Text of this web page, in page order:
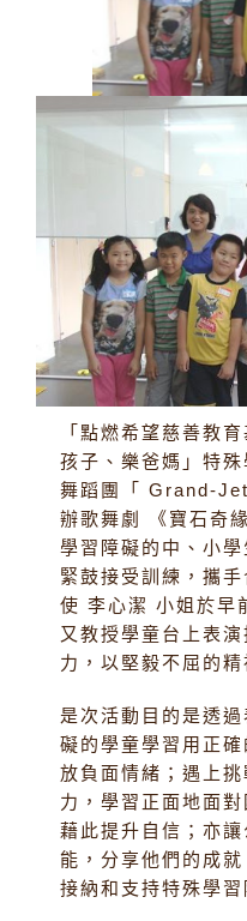
「點燃希望慈善教
孩子、樂爸媽」特
舞蹈團「 Grand-
辦歌舞劇 《寶石奇
學習障礙的中、小
緊鼓接受訓練，攜
使 李心潔 小姐於早
又教授學童台上表
力，以堅毅不屈的
是次活動目的是透
礙的學童學習用正
放負面情緒；遇上
力，學習正面地面
藉此提升自信；亦
能，分享他們的成就
接納和支持特殊學習